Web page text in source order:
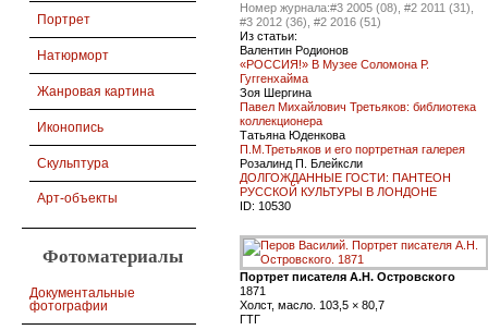
Портрет
Натюрморт
Жанровая картина
Иконопись
Скульптура
Арт-объекты
Фотоматериалы
Документальные
фотографии
Номер журнала:#3 2005 (08), #2 2011 (31),
#3 2012 (36), #2 2016 (51)
Из статьи:
Валентин Родионов
«РОССИЯ!» В Музее Соломона Р.
Гуггенхайма
Зоя Шергина
Павел Михайлович Третьяков: библиотека
коллекционера
Татьяна Юденкова
П.М.Третьяков и его портретная галерея
Розалинд П. Блейксли
ДОЛГОЖДАННЫЕ ГОСТИ: ПАНТЕОН
РУССКОЙ КУЛЬТУРЫ В ЛОНДОНЕ
ID: 10530
Портрет писателя А.Н. Островского
1871
Холст, масло. 103,5 × 80,7
ГТГ